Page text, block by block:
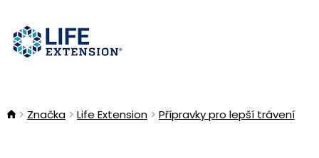
Značka Life Extension Přípravky pro lepší trávení